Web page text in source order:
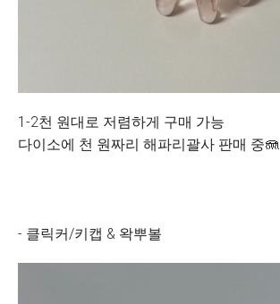
1-2천 원대로 저렴하게 구매 가능
다이소에 천 원짜리 해파리괄사 판매 중🪼
- 클릭커/키캡 & 왁뿌볼